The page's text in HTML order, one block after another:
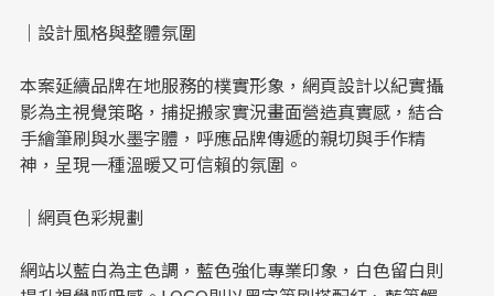
｜設計風格與整體氛圍
本案延續品牌在地服務的樸實形象，網頁設計以紀實攝
影為主視覺策略，捕捉搬家實況畫面營造真實感，結合
手繪筆刷與水墨字體，呼應品牌傳遞的親切與手作精
神，呈現一種溫暖又可信賴的氛圍。
｜網頁色彩規劃
網站以藍白為主色調，藍色強化專業印象，白色留白則